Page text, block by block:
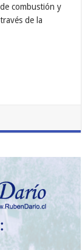
combustión y
de la